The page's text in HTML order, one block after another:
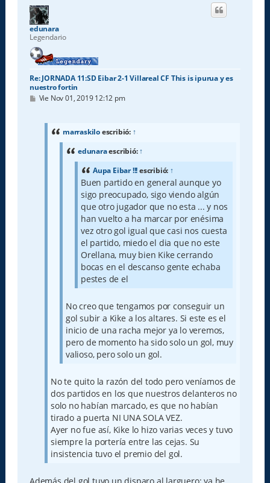
edunara
Legendario
Re: JORNADA 11:SD Eibar 2-1 Villareal CF This is ipurua y es
nuestro fortin
M
Vie Nov 01, 2019 12:12 pm
marraskiloescribió: ↑
edunaraescribió:↑
Aupa Eibar !!!escribió: ↑
Buen partido en general aunque yo
sigo preocupado, sigo viendo algún
que otro jugador que no esta ... y nos
han vuelto a ha marcar por enésima
vez otro gol igual que casi nos cuesta
el partido, miedo el dia que no este
Orellana, muy bien Kike cerrando
bocas en el descanso gente echaba
pestes de el
No creo que tengamos por conseguir un
gol subir a Kike a los altares. Si este es el
inicio de una racha mejor ya lo veremos,
pero de momento ha sido solo un gol, muy
valioso, pero solo un gol.
No te quito la razón del todo pero veníamos de
dos partidos en los que nuestros delanteros no
solo no habían marcado, es que no habían
tirado a puerta NI UNA SOLA VEZ.
Ayer no fue así, Kike lo hizo varias veces y tuvo
siempre la portería entre las cejas. Su
insistencia tuvo el premio del gol.
Además del gol tuvo un disparo al larguero; ya he